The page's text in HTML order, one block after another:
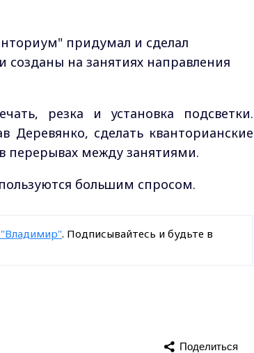
придумал и сделал
на занятиях направления
резка и установка подсветки.
Деревянко, сделать кванторианские
перерывах между занятиями.
большим спросом.
. Подписывайтесь и будьте в
Поделиться